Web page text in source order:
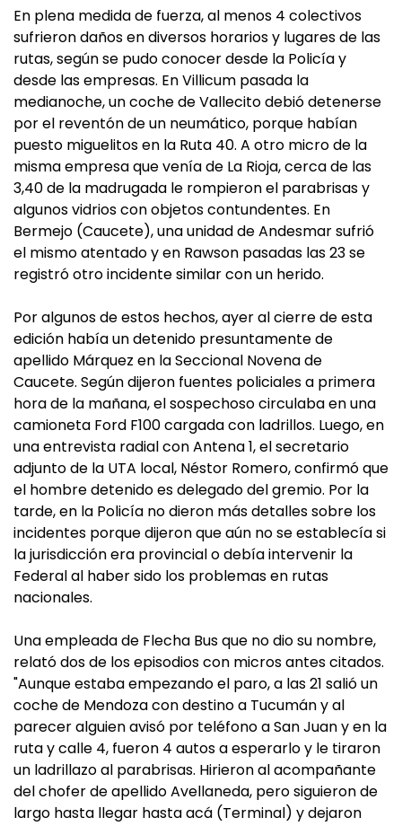
En plena medida de fuerza, al menos 4 colectivos
sufrieron daños en diversos horarios y lugares de las
rutas, según se pudo conocer desde la Policía y
desde las empresas. En Villicum pasada la
medianoche, un coche de Vallecito debió detenerse
por el reventón de un neumático, porque habían
puesto miguelitos en la Ruta 40. A otro micro de la
misma empresa que venía de La Rioja, cerca de las
3,40 de la madrugada le rompieron el parabrisas y
algunos vidrios con objetos contundentes. En
Bermejo (Caucete), una unidad de Andesmar sufrió
el mismo atentado y en Rawson pasadas las 23 se
registró otro incidente similar con un herido.
Por algunos de estos hechos, ayer al cierre de esta
edición había un detenido presuntamente de
apellido Márquez en la Seccional Novena de
Caucete. Según dijeron fuentes policiales a primera
hora de la mañana, el sospechoso circulaba en una
camioneta Ford F100 cargada con ladrillos. Luego, en
una entrevista radial con Antena 1, el secretario
adjunto de la UTA local, Néstor Romero, confirmó que
el hombre detenido es delegado del gremio. Por la
tarde, en la Policía no dieron más detalles sobre los
incidentes porque dijeron que aún no se establecía si
la jurisdicción era provincial o debía intervenir la
Federal al haber sido los problemas en rutas
nacionales.
Una empleada de Flecha Bus que no dio su nombre,
relató dos de los episodios con micros antes citados.
"Aunque estaba empezando el paro, a las 21 salió un
coche de Mendoza con destino a Tucumán y al
parecer alguien avisó por teléfono a San Juan y en la
ruta y calle 4, fueron 4 autos a esperarlo y le tiraron
un ladrillazo al parabrisas. Hirieron al acompañante
del chofer de apellido Avellaneda, pero siguieron de
largo hasta llegar hasta acá (Terminal) y dejaron